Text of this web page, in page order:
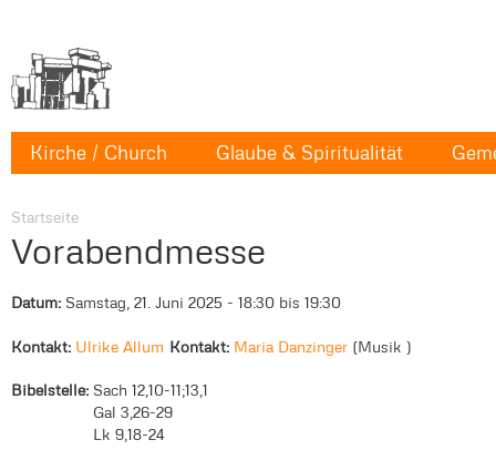
Kirche / Church Glaube & Spiritualität
Startseite
Vorabendmesse
Datum: Samstag, 21. Juni 2025 - 18:30 bis 19:30
Kontakt: Ulrike Allum Kontakt: Maria Danzinger Musik
Bibelstelle: Sach 12,10-11;13,1
Gal 3,26-29
Lk 9,18-24